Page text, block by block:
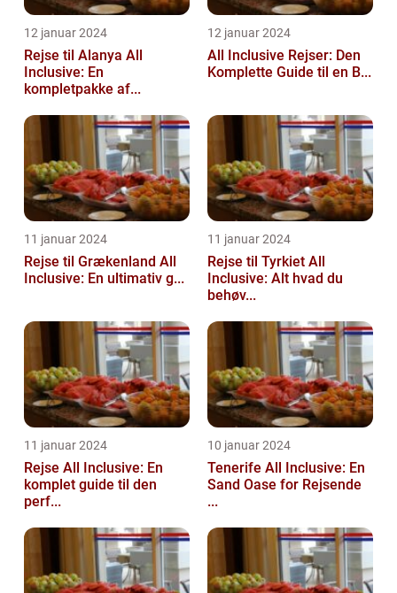
12 januar 2024
Rejse til Alanya All
Inclusive: En
kompletpakke af...
12 januar 2024
All Inclusive Rejser: Den
Komplette Guide til en B...
11 januar 2024
Rejse til Grækenland All
Inclusive: En ultimativ g...
11 januar 2024
Rejse til Tyrkiet All
Inclusive: Alt hvad du
behøv...
11 januar 2024
Rejse All Inclusive: En
komplet guide til den
perf...
10 januar 2024
Tenerife All Inclusive: En
Sand Oase for Rejsende
...